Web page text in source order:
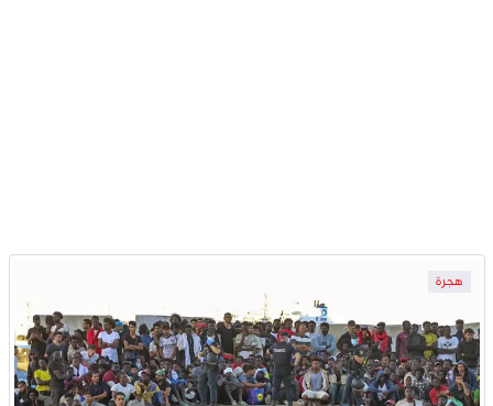
هجرة